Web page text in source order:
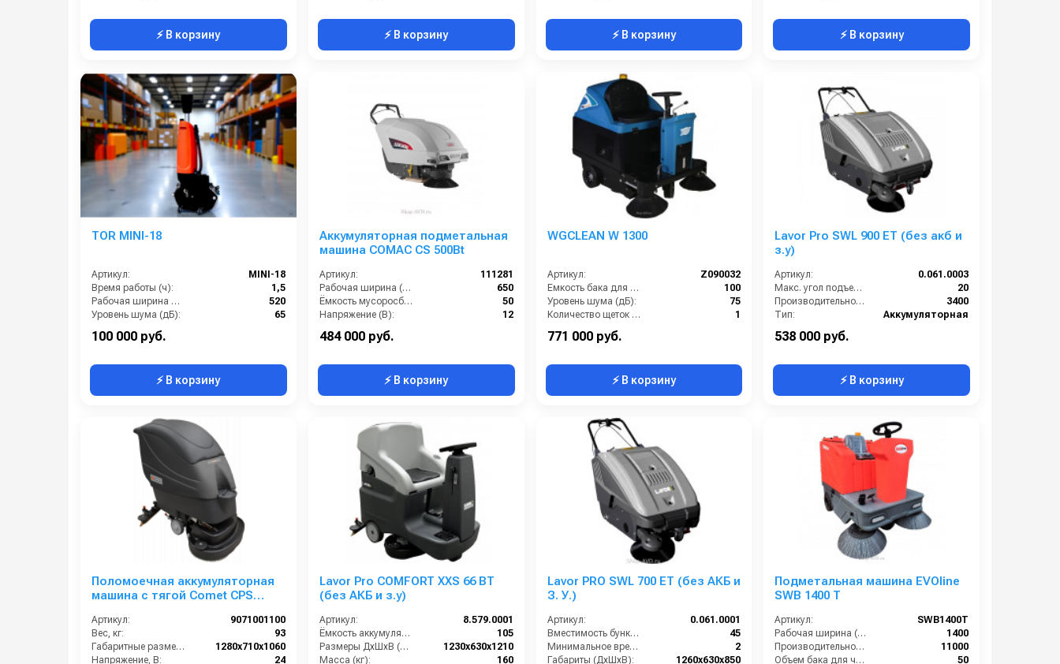
⚡ В корзину ⚡ В корзину ⚡ В корзину ⚡ В корзину
TOR MINI-18
Артикул:
MINI-18
Время работы (ч):
1,5
Рабочая ширина щеток (мм):
520
Уровень шума (дБ):
65
100 000 руб.
⚡ В корзину
Аккумуляторная подметальная
машина COMAC CS 500Bt
Артикул:
111281
Рабочая ширина (мм):
650
Ёмкость мусоросборника (л):
50
Напряжение (В):
12
484 000 руб.
⚡ В корзину
WGCLEAN W 1300
Артикул:
Z090032
Емкость бака для мусора (л):
100
Уровень шума (дБ):
75
Количество щеток (шт):
1
771 000 руб.
⚡ В корзину
Lavor Pro SWL 900 ET (без акб и
з.у)
Артикул:
0.061.0003
Макс. угол подъема (%):
20
Производительность по площади (м2/ч):
3400
Тип:
Аккумуляторная
538 000 руб.
⚡ В корзину
Поломоечная аккумуляторная
машина с тягой Comet CPS
Артикул:
9071001100
Вес, кг:
93
Габаритные размеры, мм:
1280x710x1060
Напряжение, В:
24
Lavor Pro COMFORT XXS 66 BT
(без АКБ и з.у)
Артикул:
8.579.0001
Ёмкость аккумуляторов (Ач):
105
Размеры ДхШхВ (мм):
1230x630x1210
Масса (кг):
160
Lavor PRO SWL 700 ET (без АКБ и
З. У.)
Артикул:
0.061.0001
Вместимость бункера (л):
45
Минимальное время работы (ч):
2
Габариты (ДхШхВ):
1260х630х850
Подметальная машина EVOline
SWB 1400 T
Артикул:
SWB1400T
Рабочая ширина (мм):
1400
Производительность по площади (м2/ч):
11000
Объем бака для чистой воды, л:
50